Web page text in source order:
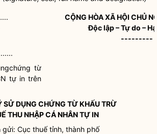
CỘNG HÒA XÃ HỘI CHỦ
Độc lập – Tự do –
---------
từ
tự in trên
SỬ DỤNG CHỨNG TỪ KHẤU TRỪ
THU NHẬP CÁ NHÂN TỰ IN
gửi: Cục thuế tỉnh, thành phố